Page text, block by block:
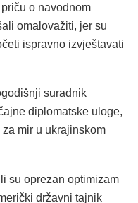
o navodnom
omalovažiti, jer su
ispravno izvještavati
suradnik
diplomatske uloge,
mir u ukrajinskom
su oprezan optimizam
državni tajnik